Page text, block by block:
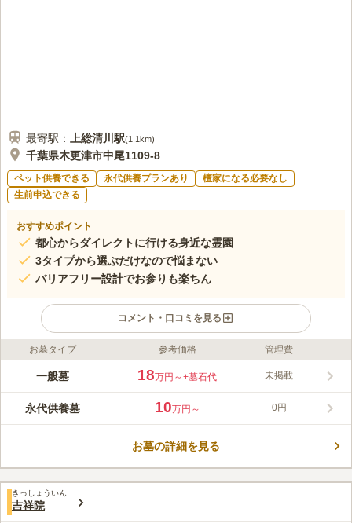
最寄駅： 上総清川駅(1.1km)
千葉県木更津市中尾1109-8
ペット供養できる 永代供養プランあり
檀家になる必要なし
生前申込できる
おすすめポイント
都心からダイレクトに行ける身近な霊園
3タイプから選ぶだけなので悩まない
バリアフリー設計でお参りも楽ちん
コメント・口コミを見る
ライフドット編集部のコメント
人気エリアである「ほたる野」ショッピングエリアの近隣にある
は、継承者が居なくても安心の永代供養墓を併設しており、春・
秋の彼岸に供養祭が執り行われています。
この霊園はまだ誰からも評価されていません。
お墓タイプ 参考価格 管理費
一般墓 18万円～+墓石代 未掲載
永代供養墓 10万円～ 0円
お墓の詳細を見る
きっしょういん
吉祥院